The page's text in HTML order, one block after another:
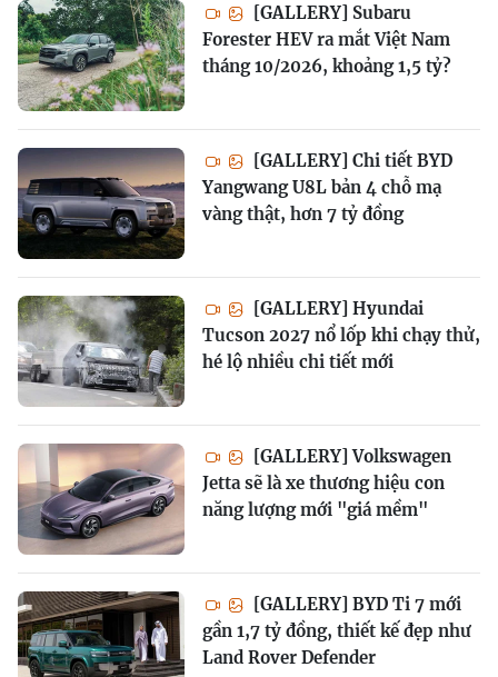
[GALLERY] Subaru
Forester HEV ra mắt Việt Nam
tháng 10/2026, khoảng 1,5 tỷ?
[GALLERY] Chi tiết BYD
Yangwang U8L bản 4 chỗ mạ
vàng thật, hơn 7 tỷ đồng
[GALLERY] Hyundai
Tucson 2027 nổ lốp khi chạy thử,
hé lộ nhiều chi tiết mới
[GALLERY] Volkswagen
Jetta sẽ là xe thương hiệu con
năng lượng mới "giá mềm"
[GALLERY] BYD Ti 7 mới
gần 1,7 tỷ đồng, thiết kế đẹp như
Land Rover Defender